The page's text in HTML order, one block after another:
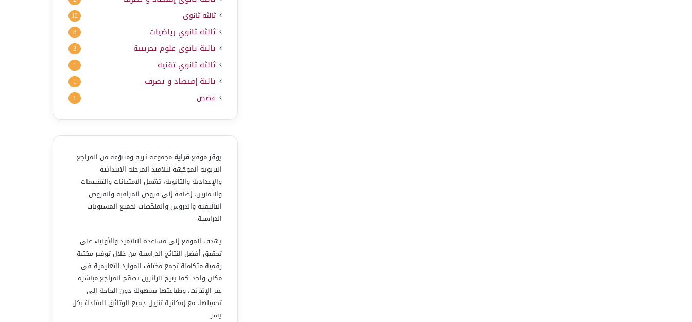
ثالثة ثانوي 12
ثالثة ثانوي رياضيات 8
ثالثة ثانوي علوم تجريبية 3
ثالثة ثانوي تقنية 1
ثالثة إقتصاد و تصرف 1
قصص 1
يوفّر موقع قرايةمجموعة ثرية ومتنوّعة من المراجع
التربوية الموجّهة لتلاميذ المرحلة الابتدائية
والإعدادية والثانوية، تشمل الامتحانات والتقييمات
والتمارين، إضافة إلى فروض المراقبة والفروض
التأليفية والدروس والملخّصات لجميع المستويات
الدراسية.
يهدف الموقع إلى مساعدة التلاميذ والأولياء على
تحقيق أفضل النتائج الدراسية من خلال توفير مكتبة
رقمية متكاملة تجمع مختلف الموارد التعليمية في
مكان واحد. كما يتيح للزائرين تصفّح المراجع مباشرة
عبر الإنترنت، وطباعتها بسهولة دون الحاجة إلى
تحميلها، مع إمكانية تنزيل جميع الوثائق المتاحة بكل
يسر.